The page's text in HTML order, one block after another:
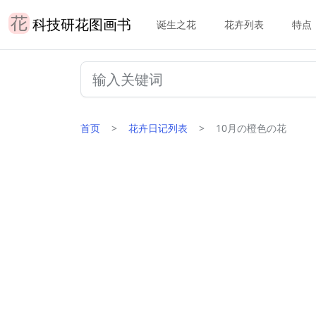
科技研花图画书 诞生之花 花卉列表 特点
首页 花卉日记列表 10月の橙色の花